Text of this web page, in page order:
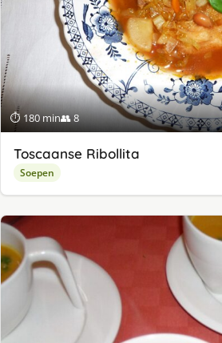
⏱ 180 min👥 8
Toscaanse Ribollita
Soepen